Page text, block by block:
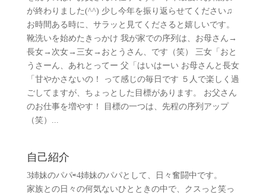
が終わりました(^^) 少し今年を振り返らせてください♫
お時間ある時に、サラッと見てくださると嬉しいです。
靴洗いを始めたきっかけ 我が家での序列は、お母さん→
長女→次女→三女→おとうさん、です（笑） 三女「おと
うさーん、あれとってー 父「はいはーい お母さんと長女
「甘やかさないの！ って感じの毎日です ５人で楽しく過
ごしてますが、ちょっとした目標があります。 お父さん
のお仕事を増やす！ 目標の一つは、先程の序列アップ
（笑）...
自己紹介
3姉妹のパパ⇨4姉妹のパパとして、日々奮闘中です。
家族との日々の何気ないひとときの中で、クスっと笑っ